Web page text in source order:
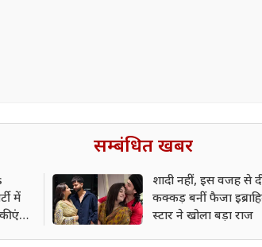
सम्बंधित खबर
में
शादी नहीं, इस वजह से
कक्कड़ बनीं फैजा
स्टार ने खोला बड़ा राज